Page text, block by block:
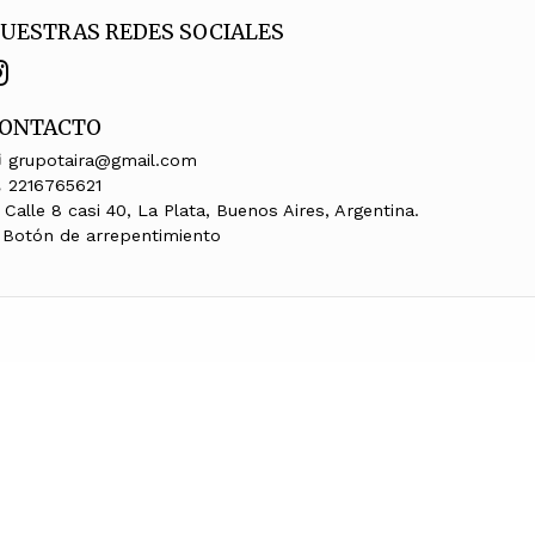
REDES SOCIALES
grupotaira@gmail.com
2216765621
Calle 8 casi 40, La Plata, Buenos Aires, Argentina.
de arrepentimiento